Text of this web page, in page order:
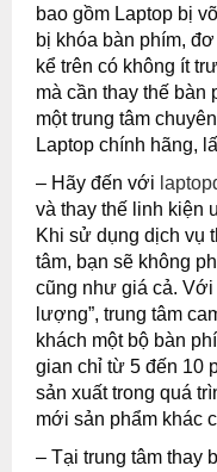
bao gồm Laptop bị
bị khóa bàn phím,
kể trên có không ít
mà cần thay thế
một trung tâm
Laptop chính hãng,
– Hãy đến với
và thay thế linh kiện
Khi sử dụng dịch vụ
tâm, bạn sẽ không
cũng như giá cả. Với
lượng”, trung tâm
khách một bộ bàn
gian chỉ từ 5 đến 10
sản xuất trong quá
mới sản phẩm khác
– Tại trung tâm thay